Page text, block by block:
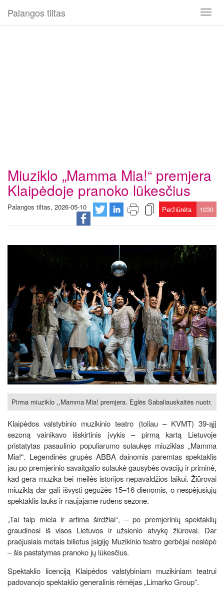
Toggle
Palangos tiltas
Miuziklo „Mamma Mia!“ premjera
Klaipėdoje pranoko lūkesčius
Palangos tiltas, 2026-05-10 Peržiūrėta 1030
Pirma miuziklo ,,Mamma Mia! premjera. Eglės Sabaliauskaitės nuotr.
Klaipėdos valstybinio muzikinio teatro (toliau – KVMT) 39-ąjį
sezoną vainikavo išskirtinis įvykis – pirmą kartą Lietuvoje
pristatytas pasaulinio populiarumo sulaukęs miuziklas „Mamma
Mia!“. Legendinės grupės ABBA dainomis paremtas spektaklis
jau po premjerinio savaitgalio sulaukė gausybės ovacijų ir priminė,
kad gera muzika bei meilės istorijos nepavaldžios laikui. Žiūrovai
miuziklą dar gali išvysti gegužės 15–16 dienomis, o nespėjusiųjų
spektaklis lauks ir naujajame rudens sezone.
„Tai taip miela ir artima širdžiai“, – po premjerinių spektaklių
graudinosi iš visos Lietuvos ir užsienio atvykę žiūrovai. Dar
praėjusiais metais bilietus įsigiję Muzikinio teatro gerbėjai neslėpė
– šis pastatymas pranoko jų lūkesčius.
Spektaklio licenciją Klaipėdos valstybiniam muzikiniam teatrui
padovanojo spektaklio generalinis rėmėjas „Limarko Group“.